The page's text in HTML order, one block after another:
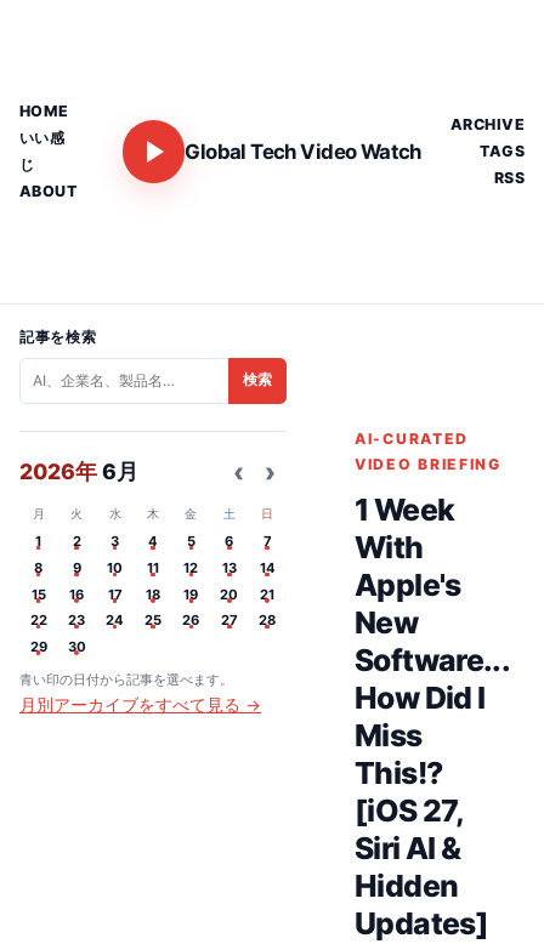
HOME
いい感
じ
ABOUT
Global Tech Video Watch
ARCHIVE
TAGS
RSS
記事を検索
検索
2026年6月 ‹ ›
月 火 水 木 金 土 日
1 2 3 4 5 6
7
8
9 10 11 12 13
14
15
16 17 18 19 20
21
22
23 24 25 26 27
28
29
30
青い印の日付から記事を選べます。
月別アーカイブをすべて見る →
AI-CURATED
VIDEO BRIEFING
1 Week
With
Apple's
New
Software...
How Did I
Miss
This!?
[iOS 27,
Siri AI &
Hidden
Updates]